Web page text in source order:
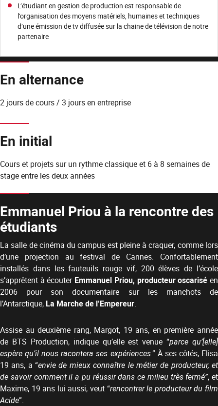
L’étudiant en gestion de production est responsable de
l’organisation des moyens matériels, humaines et techniques
d’une émission de tv diffusée sur la chaine de télévision de notre
partenaire
En alternance
2 jours de cours / 3 jours en entreprise
En initial
Cours et projets sur un rythme classique et 6 à 8 semaines de
stage entre les deux années
Emmanuel Priou à la rencontre des
étudiants
La salle de cinéma du campus est pleine à craquer, comme lors
d’une projection au festival de Cannes. Confortablement
installés dans les fauteuils rouge vif, 200 élèves de l’école
s’apprêtent à écouter Emmanuel Priou, producteur oscarisé en
2006 pour son documentaire sur les manchots de
l’Antarctique, La Marche de l’Empereur.
Assise au deuxième rang, Margot, 19 ans, en première année
de BTS Production, indique qu’elle est venue “parce qu’[elle]
espère qu’il nous racontera ses expériences.” À ses côtés, Elisa
19 ans, a “envie de mieux connaître le métier de producteur, et
de savoir comment il a pu réussir dans ce milieu très fermé”, et
Maxime, 19 ans lui aussi, veut “rencontrer le producteur du film
Acide”.